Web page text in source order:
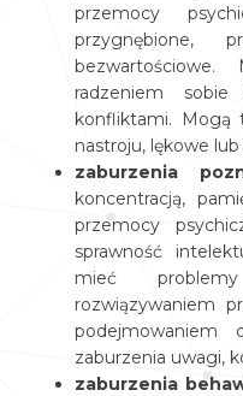
przemocy
przygnębione,
radzeniem
konfliktami. Mogą
nastroju, lękowe
zaburzenia
koncentracją,
przemocy
sprawność
mieć
rozwiązywaniem
podejmowaniem
zaburzenia uwagi,
zaburzenia